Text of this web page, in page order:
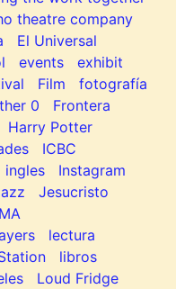
theatre company
El Universal
events
exhibit
Film
fotografía
0
Frontera
Harry Potter
ICBC
ingles
Instagram
Jesucristo
lectura
libros
Loud Fridge